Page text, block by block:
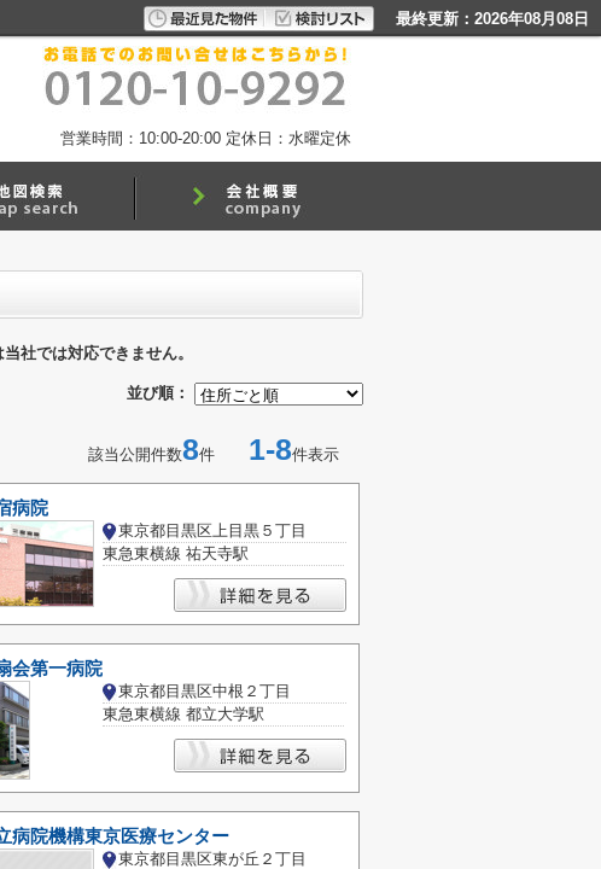
最終更新：2026年08月08日
営業時間：10:00-20:00 定休日：水曜定休
社では対応できません。
並び順：
該当公開件数8件 1-8件表示
病院
東京都目黒区上目黒５丁目
東急東横線 祐天寺駅
会第一病院
東京都目黒区中根２丁目
東急東横線 都立大学駅
病院機構東京医療センター
東京都目黒区東が丘２丁目